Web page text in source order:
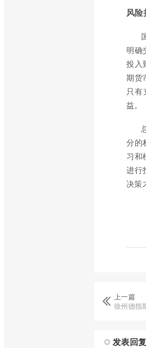
风险
明确
投入
期货
只
益。
分的
习和
进行
决策
上一篇
徐州德指
发表回复